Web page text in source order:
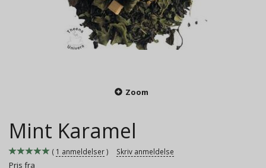
Zoom
Mint Karamel
1 anmeldelser Skriv anmeldelse
Pris fra